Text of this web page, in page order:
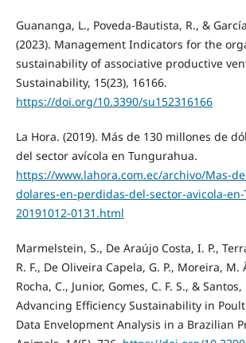
Guananga, L., Poveda-Bautista, R., &
(2023). Management Indicators for the
sustainability of associative productive
Sustainability, 15(23), 16166.
https://doi.org/10.3390/su152316166
La Hora. (2019). Más de 130 millones de
del sector avícola en Tungurahua.
https://www.lahora.com.ec/archivo/Mas-
dolares-en-perdidas-del-sector-avicola-
20191012-0131.html
Marmelstein, S., De Araújo Costa, I. P.,
R. F., De Oliveira Capela, G. P., Moreira, M.
Rocha, C., Junior, Gomes, C. F. S., & Santos,
Advancing Efficiency Sustainability in
Data Envelopment Analysis in a Brazilian